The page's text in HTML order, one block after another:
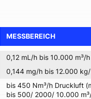
MESSBEREICH
0,12 mL/h bis 10.000 m³/h
0,144 mg/h bis 12.000
bis 450 Nm³/h Druckluft
bis 500/ 2000/ 10.000